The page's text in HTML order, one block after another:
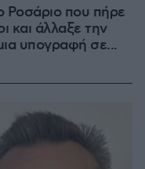
Ροσάριο που πήρε
και άλλαξε την
υπογραφή σε...